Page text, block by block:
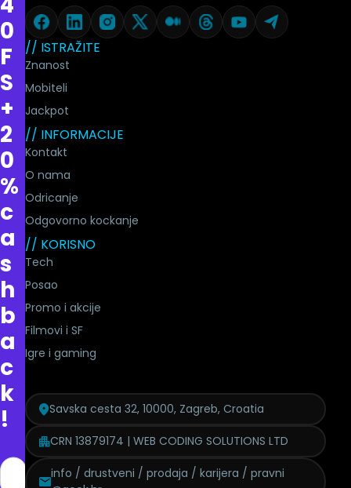
0
F
S
+
2
0
%
c
a
s
h
b
a
c
k
!
// ISTRAŽITE
Znanost
Mobiteli
Jackpot
// INFORMACIJE
Kontakt
O nama
Odricanje
Odgovorno kockanje
// KORISNO
Tech
Posao
Promo i akcije
Filmovi i SF
Igre i gaming
Savska cesta 32, 10000, Zagreb, Croatia
CRN 13879174 | WEB CODING SOLUTIONS LTD
info / drustveni / prodaja / karijera / pravni